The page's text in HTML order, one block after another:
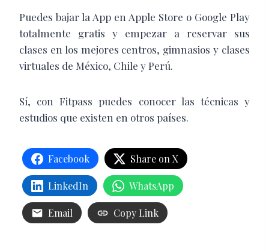
Puedes bajar la App en Apple Store o Google Play
totalmente gratis y empezar a reservar sus
clases en los mejores centros, gimnasios y clases
virtuales de México, Chile y Perú.
Sí, con Fitpass puedes conocer las técnicas y
estudios que existen en otros países.
Facebook Share on X
LinkedIn WhatsApp
Email Copy Link